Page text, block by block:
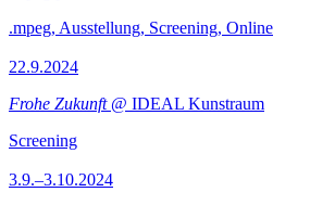
.mpeg, Ausstellung, Screening, Online
22.9.2024
Frohe Zukunft@ IDEAL Kunstraum
Screening
3.9.–3.10.2024